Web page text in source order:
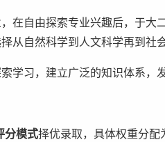
自由探索专业兴趣后，于大
从自然科学到人文科学再到社
习，建立广泛的知识体系，发
分模式择优录取，具体权重分配